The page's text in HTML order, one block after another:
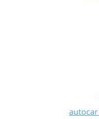
autocar